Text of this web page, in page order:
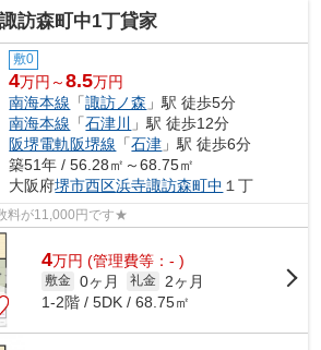
訪森町中1丁貸家
敷0
4万円～8.5万円
南海本線 「諏訪ノ森 」駅 徒歩5分
南海本線 「石津川
」駅 徒歩12分
阪堺電軌阪堺線 「石津 」駅 徒歩6分
築51年 / 56.28㎡～68.75㎡
大阪府堺市西区浜寺諏訪森町中 １丁
料が11,000円です★
4万円 (管理費等：- )
敷金 0ヶ月 礼金
2ヶ月
1-2階 / 5DK / 68.75㎡